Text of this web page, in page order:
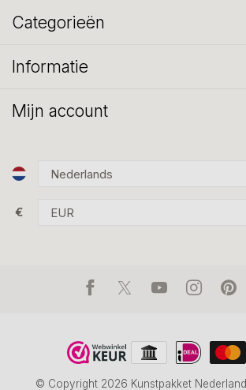
Categorieën
Informatie
Mijn account
€
© Copyright 2026 Kunstpakket Nederland